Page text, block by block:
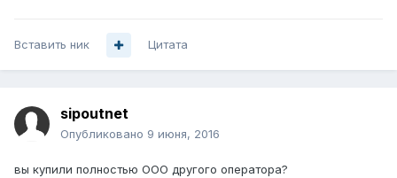
Вставить ник Цитата
sipoutnet
Опубликовано 9 июня, 2016
вы купили полностью ООО другого оператора?